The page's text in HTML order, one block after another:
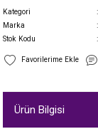
Kategori
Marka
Stok Kodu
Ürün Bilgisi